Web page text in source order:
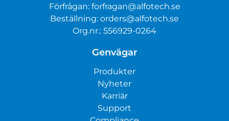
Förfrågan: forfragan@alfotech.se
Beställning: orders@alfotech.se
Org.nr.: 556929-0264
Genvägar
Produkter
Nyheter
Karriär
Support